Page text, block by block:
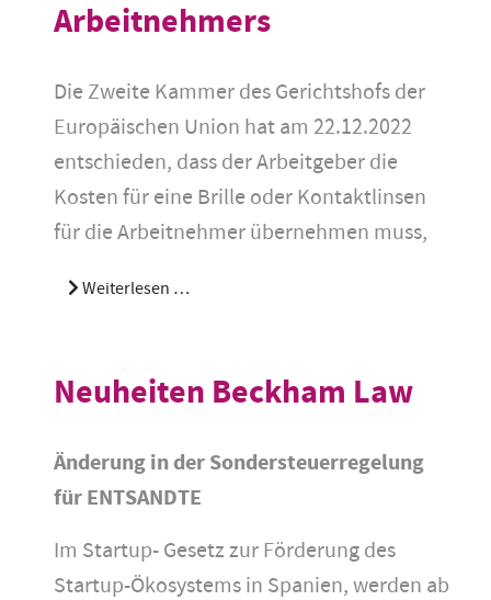
Arbeitnehmers
Die Zweite Kammer des Gerichtshofs der
Europäischen Union hat am 22.12.2022
entschieden, dass der Arbeitgeber die
Kosten für eine Brille oder Kontaktlinsen
für die Arbeitnehmer übernehmen muss,
Weiterlesen …
Neuheiten Beckham Law
Änderung in der Sondersteuerregelung
für ENTSANDTE
Im Startup- Gesetz zur Förderung des
Startup-Ökosystems in Spanien, werden ab